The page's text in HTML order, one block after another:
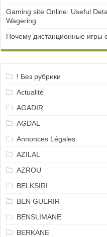
Gaming site Online: Useful
Wagering
Почему дистанционные игры
! Без рубрики
Actualité
AGADIR
AGDAL
Annonces Légales
AZILAL
AZROU
BELKSIRI
BEN GUERIR
BENSLIMANE
BERKANE